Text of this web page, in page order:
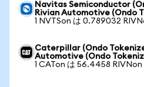
Navitas Semiconductor
Rivian Automotive (Ondo
1 NVTSon は 0.789032
Caterpillar (Ondo
Automotive (Ondo
1 CATon は 56.4458 RIVNon